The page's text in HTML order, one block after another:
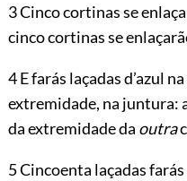
3 Cinco cortinas se
cinco cortinas se
4 E farás laçadas d’azul
extremidade, na juntura:
da extremidade da outra
5 Cincoenta laçadas